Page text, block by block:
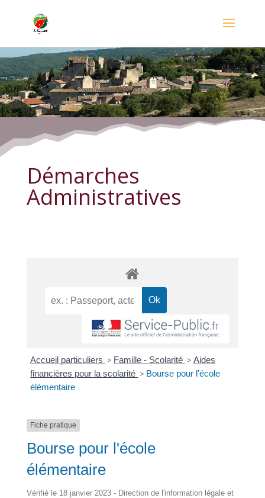
Démarches Administratives
Démarches
Administratives
Accueil particuliers > Famille - Scolarité > Aides
financières pour la scolarité > Bourse pour l'école
élémentaire
Fiche pratique
Bourse pour l'école
élémentaire
Vérifié le 18 janvier 2023 - Direction de l'information légale et